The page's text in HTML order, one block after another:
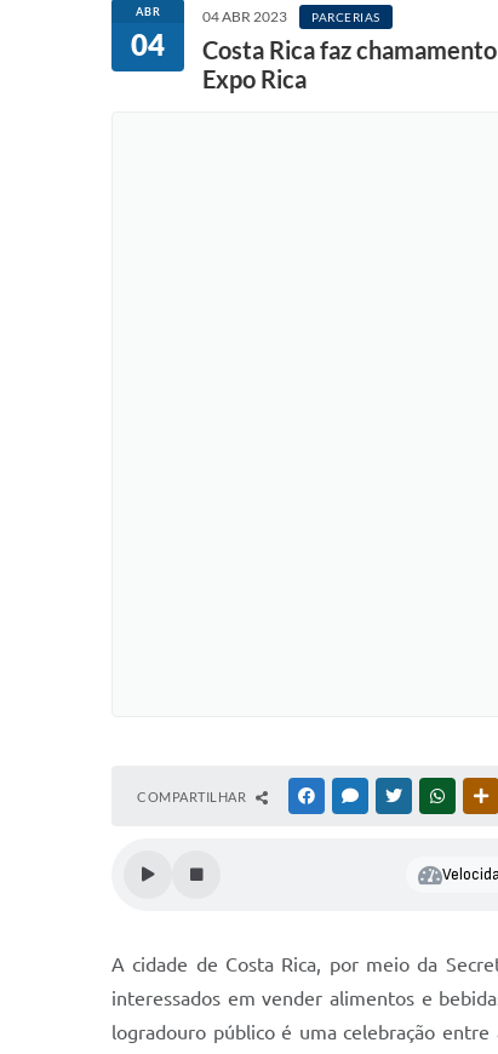
ABR
04
04 ABR 2023 PARCERIAS
Costa Rica faz
Expo Rica
COMPARTILHAR FACEBOOKMESSENGER
TWITTER
A cidade de Costa Rica, por meio da
interessados em vender alimentos e
logradouro público é uma celebração